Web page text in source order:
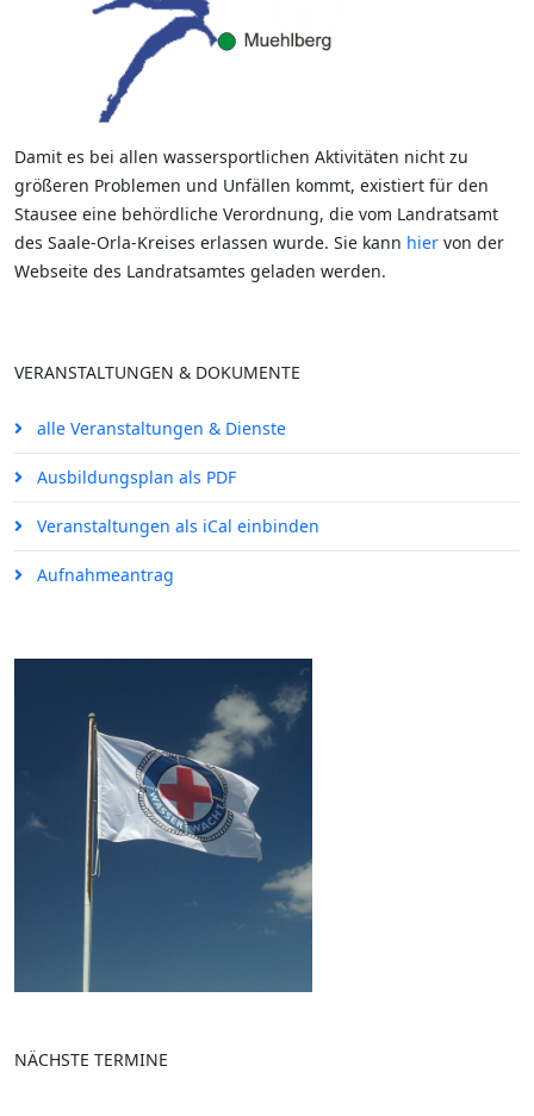
Damit es bei allen wassersportlichen Aktivitäten nicht zu
größeren Problemen und Unfällen kommt, existiert für den
Stausee eine behördliche Verordnung, die vom Landratsamt
des Saale-Orla-Kreises erlassen wurde. Sie kann hier von der
Webseite des Landratsamtes geladen werden.
VERANSTALTUNGEN & DOKUMENTE
alle Veranstaltungen & Dienste
Ausbildungsplan als PDF
Veranstaltungen als iCal einbinden
Aufnahmeantrag
NÄCHSTE TERMINE